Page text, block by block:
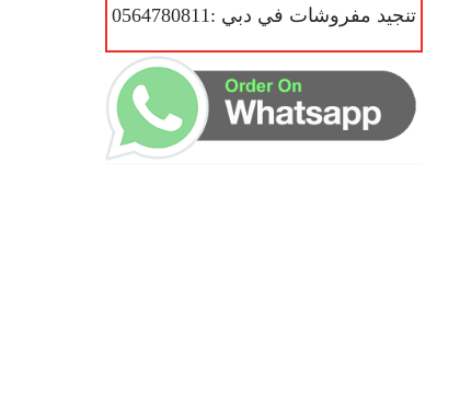
تنجيد مفروشات في دبي :0564780811